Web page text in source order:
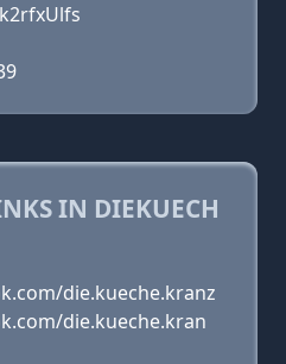
IN DIEKUECH
die.kueche.kranz
die.kueche.kran